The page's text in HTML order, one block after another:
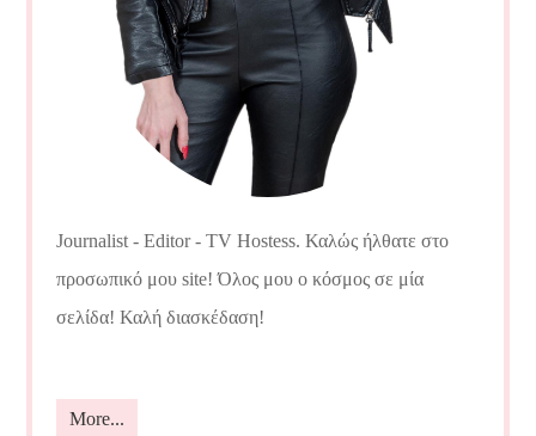
Journalist - Editor - TV Hostess. Καλώς ήλθατε στο
προσωπικό μου site! Όλος μου ο κόσμος σε μία
σελίδα! Καλή διασκέδαση!
More...